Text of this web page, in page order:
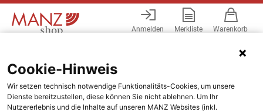
Anmelden Merkliste Warenkorb
Cookie-Hinweis
Wir setzen technisch notwendige Funktionalitäts-Cookies, um unsere
Dienste bereitzustellen, diese können Sie nicht ablehnen. Um Ihr
Nutzererlebnis und die Inhalte auf unseren MANZ Websites (inkl.